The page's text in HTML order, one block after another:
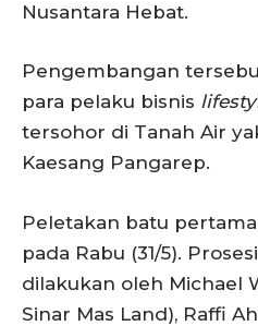
Nusantara Hebat.
Pengembangan
para pelaku bisnis
tersohor di Tanah Air
Kaesang Pangarep.
Peletakan batu
pada Rabu (31/5). Prosesi
dilakukan oleh Michael
Sinar Mas Land), Raffi